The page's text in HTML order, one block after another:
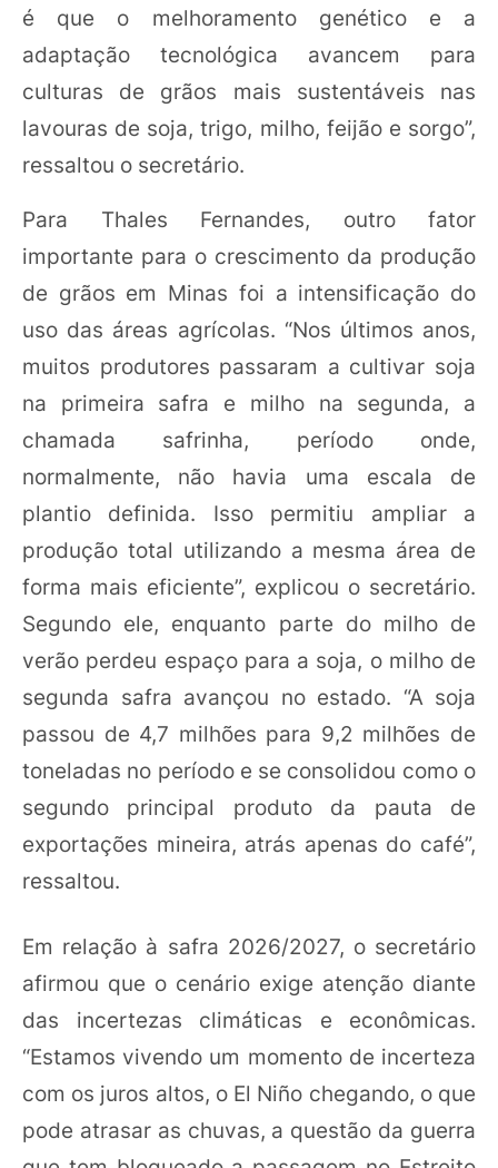
é que o melhoramento genético e a
adaptação tecnológica avancem para
culturas de grãos mais sustentáveis nas
lavouras de soja, trigo, milho, feijão e sorgo”,
ressaltou o secretário.
Para Thales Fernandes, outro fator
importante para o crescimento da produção
de grãos em Minas foi a intensificação do
uso das áreas agrícolas. “Nos últimos anos,
muitos produtores passaram a cultivar soja
na primeira safra e milho na segunda, a
chamada safrinha, período onde,
normalmente, não havia uma escala de
plantio definida. Isso permitiu ampliar a
produção total utilizando a mesma área de
forma mais eficiente”, explicou o secretário.
Segundo ele, enquanto parte do milho de
verão perdeu espaço para a soja, o milho de
segunda safra avançou no estado. “A soja
passou de 4,7 milhões para 9,2 milhões de
toneladas no período e se consolidou como o
segundo principal produto da pauta de
exportações mineira, atrás apenas do café”,
ressaltou.
Em relação à safra 2026/2027, o secretário
afirmou que o cenário exige atenção diante
das incertezas climáticas e econômicas.
“Estamos vivendo um momento de incerteza
com os juros altos, o El Niño chegando, o que
pode atrasar as chuvas, a questão da guerra